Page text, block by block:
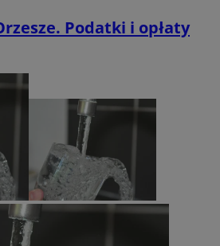
Podatki i opłaty